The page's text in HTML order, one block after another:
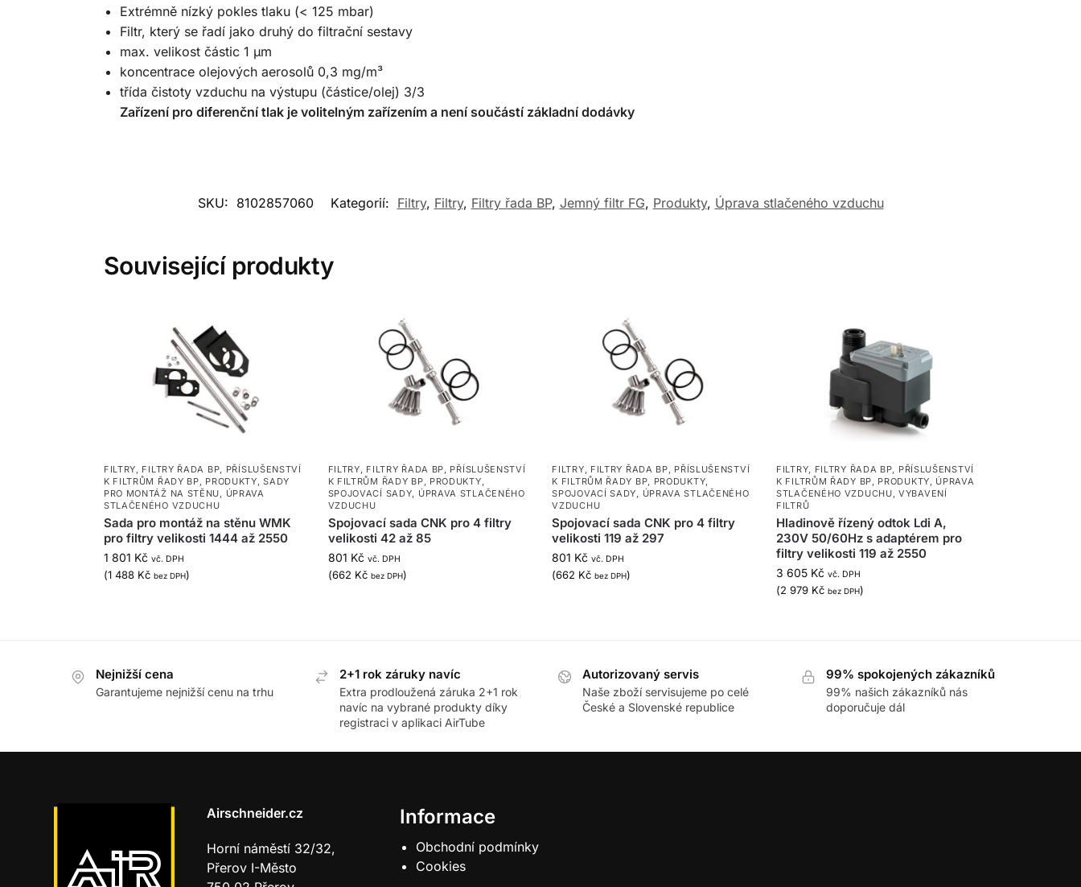
Extrémně nízký pokles tlaku (< 125 mbar)
Filtr, který se řadí jako druhý do filtrační sestavy
max. velikost částic 1 μm
koncentrace olejových aerosolů 0,3 mg/m³
třída čistoty vzduchu na výstupu (částice/olej) 3/3
Zařízení pro diferenční tlak je volitelným zařízením a není součástí základní dodávky
SKU: 8102857060 Kategorií: Filtry, Filtry, Filtry řada BP, Jemný filtr FG, Produkty, Úprava stlačeného vzduchu
Související produkty
FILTRY FILTRY ŘADA BP
PŘÍSLUŠENSTVÍ
K FILTRŮM ŘADY BP
PRODUKTY ,SADY
PRO MONTÁŽ NA STĚNU
ÚPRAVA
STLAČENÉHO VZDUCHU
Sada pro montáž na stěnu WMK
pro filtry velikosti 1444 až 2550
1 801 Kč vč. DPH
(1 488 Kč bez DPH)
FILTRY FILTRY ŘADA BP
PŘÍSLUŠENSTVÍ
K FILTRŮM ŘADY BP
PRODUKTY
SPOJOVACÍ SADY
ÚPRAVA STLAČENÉHO
VZDUCHU
Spojovací sada CNK pro 4 filtry
velikosti 42 až 85
801 Kč vč. DPH
(662 Kč bez DPH)
FILTRY FILTRY ŘADA BP
PŘÍSLUŠENSTVÍ
K FILTRŮM ŘADY BP
PRODUKTY
SPOJOVACÍ SADY
ÚPRAVA STLAČENÉHO
VZDUCHU
Spojovací sada CNK pro 4 filtry
velikosti 119 až 297
801 Kč vč. DPH
(662 Kč bez DPH)
FILTRY FILTRY ŘADA BP
PŘÍSLUŠENSTVÍ
K FILTRŮM ŘADY BP
PRODUKTY
ÚPRAVA
STLAČENÉHO VZDUCHU ,VYBAVENÍ
FILTRŮ
Hladinově řízený odtok Ldi A,
230V 50/60Hz s adaptérem pro
filtry velikosti 119 až 2550
3 605 Kč vč. DPH
(2 979 Kč bez DPH)
Nejnižší cena
Garantujeme nejnižší cenu na trhu
2+1 rok záruky navíc
Extra prodloužená záruka 2+1 rok
navíc na vybrané produkty díky
registraci v aplikaci AirTube
Autorizovaný servis
Naše zboží servisujeme po celé
České a Slovenské republice
99% spokojených zákazníků
99% našich zákazníků nás
doporučuje dál
Airschneider.cz
Horní náměstí 32/32,
Přerov I-Město
Informace
Obchodní podmínky
Cookies